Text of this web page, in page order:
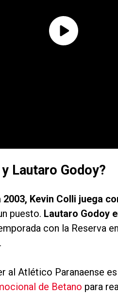
Lautaro Godoy?
Kevin Colli juega
puesto. Lautaro Godoy
con la Reserva
al Atlético Paranaense
de Betano para